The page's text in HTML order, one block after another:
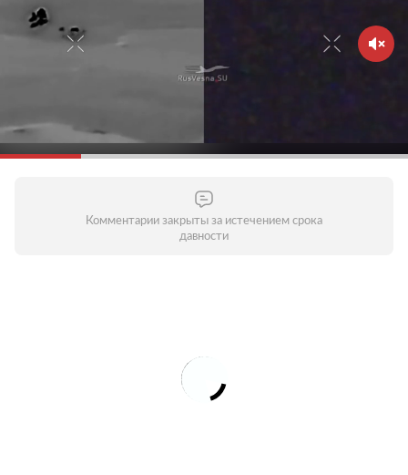
Комментарии закрыты за истечением срока
давности